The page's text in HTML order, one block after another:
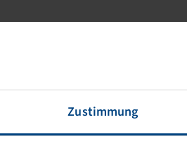
Zustimmung
29800579 11 x 7 - 4